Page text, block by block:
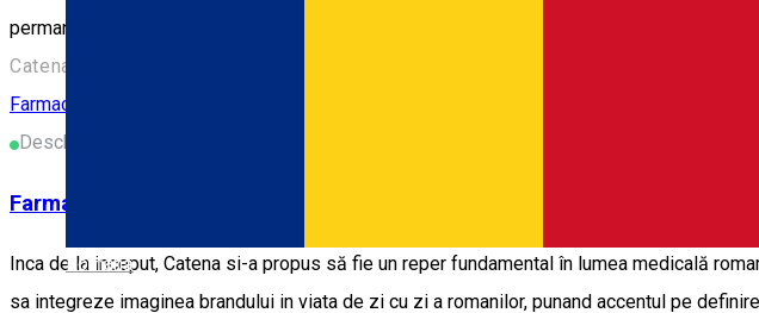
Română
permanenta nu este doar aceea de o le oferi romanilor servicii de cea mai inalta
Catena, Bloc 12, Parter, Bulevardul Independenței, Târgoviște
Farmacie
Deschis
Farmacia Catena - Bd. Unirii
Inca de la inceput, Catena si-a propus să fie un reper fundamental în lumea medicală
sa integreze imaginea brandului in viata de zi cu zi a romanilor, punand accentul pe